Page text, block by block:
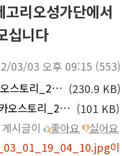
리오성가단에서
십니다
03/03 오후 09:15 (553)
카카오스토리_2022_03_01_19_04_10.jpg (230.9 KB)
카카오스토리_2022_03_01_19_04_23.jpg (101 KB)
시글이
좋아요
싫어요
이